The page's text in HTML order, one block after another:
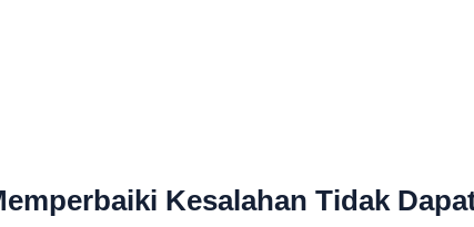
Kesalahan Tidak